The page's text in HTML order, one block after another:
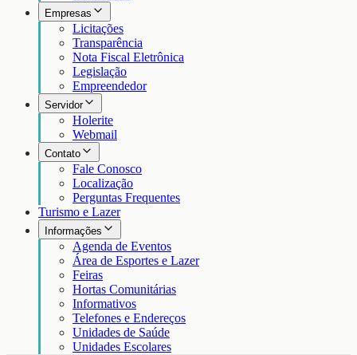
Empresas
Licitações
Transparência
Nota Fiscal Eletrônica
Legislação
Empreendedor
Servidor
Holerite
Webmail
Contato
Fale Conosco
Localização
Perguntas Frequentes
Turismo e Lazer
Informações
Agenda de Eventos
Área de Esportes e Lazer
Feiras
Hortas Comunitárias
Informativos
Telefones e Endereços
Unidades de Saúde
Unidades Escolares